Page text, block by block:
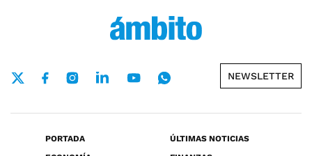
NEWSLETTER
PORTADA
ÚLTIMAS NOTICIAS